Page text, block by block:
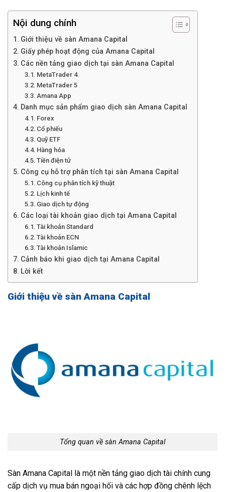
Nội dung chính
Giới thiệu về sàn Amana Capital
Giấy phép hoạt động của Amana Capital
Các nền tảng giao dịch tại sàn Amana Capital
MetaTrader 4
MetaTrader 5
Amana App
Danh mục sản phẩm giao dịch sàn Amana Capital
Forex
Cổ phiếu
Quỹ ETF
Hàng hóa
Tiền điện tử
Công cụ hỗ trợ phân tích tại sàn Amana Capital
Công cụ phân tích kỹ thuật
Lịch kinh tế
Giao dịch tự động
Các loại tài khoản giao dịch tại Amana Capital
Tài khoản Standard
Tài khoản ECN
Tài khoản Islamic
Cảnh báo khi giao dịch tại Amana Capital
Lời kết
Giới thiệu về sàn Amana Capital
Tổng quan về sàn Amana Capital
Sàn Amana Capital là một nền tảng giao dịch tài chính cung
cấp dịch vụ mua bán ngoại hối và các hợp đồng chênh lệch